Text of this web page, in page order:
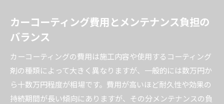
カーコーティング費用とメンテナンス負担の
バランス
カーコーティングの費用は施工内容や使用するコーティング
剤の種類によって大きく異なりますが、一般的には数万円か
ら十数万円程度が相場です。費用が高いほど耐久性や効果の
持続期間が長い傾向にありますが、その分メンテナンスの負